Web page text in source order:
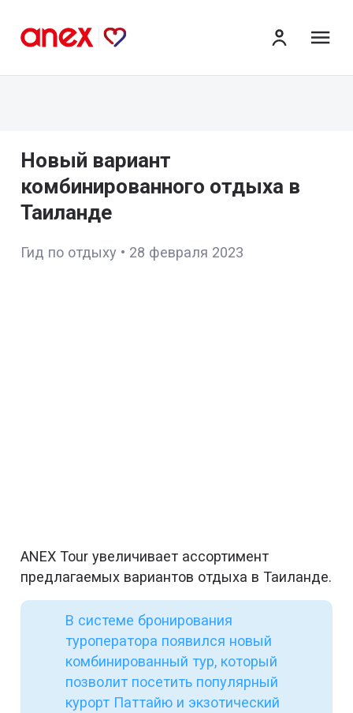
Новый вариант
комбинированного отдыха в
Таиланде
Гид по отдыху • 28 февраля 2023
ANEX Tour увеличивает ассортимент
предлагаемых вариантов отдыха в Таиланде.
В системе бронирования
туроператора появился новый
комбинированный тур, который
позволит посетить популярный
курорт Паттайю и экзотический